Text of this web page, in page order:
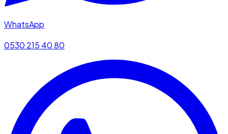
WhatsApp
0530 215 40 80